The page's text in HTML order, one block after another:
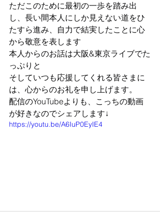
ただこのために最初の一歩を踏み出
し、長い間本人にしか見えない道をひ
たすら進み、自力で結実したことに心
から敬意を表します
本人からのお話は大阪&東京ライブでた
っぷりと
そしていつも応援してくれる皆さまに
は、心からのお礼を申し上げます。
配信のYouTubeよりも、こっちの動画
が好きなのでシェアします↓
https://youtu.be/A6IuP0EyIE4